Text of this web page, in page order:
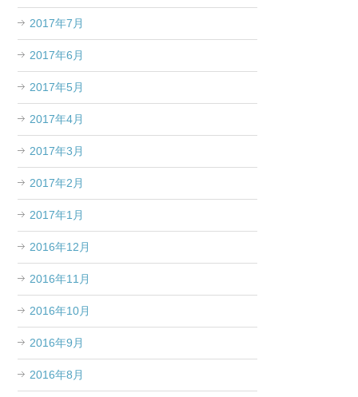
2017年7月
2017年6月
2017年5月
2017年4月
2017年3月
2017年2月
2017年1月
2016年12月
2016年11月
2016年10月
2016年9月
2016年8月